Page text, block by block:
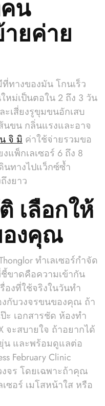
ยค่าย
ทางของมัน โกนเร็ว
ม่เป็นตอใน 2 ถึง 3 วัน
เสี่ยงรูขุมขนอักเสบ
ขน กลิ่นแรงและอาจ
จิ มิ ค่าใช้จ่ายรวมขอ
แพ็กเลเซอร์ 6 ถึง 8
นทางไปแว็กซ์ซ้ำ
งยาว
เลือกให้
งคุณ
ทำเลเซอร์กำจัด
ขาดคือความเข้ากัน
งที่ใช้จริงในวันทำ
กับวงจรขนของคุณ ถ้า
ะ เอกสารชัด ห้องทำ
จะสบายใจ ถ้าอยากได้
น และพร้อมดูแลต่อ
February Clinic
จร โดยเฉพาะถ้าคุณ
ซอร์ เมโสหน้าใส หรือ